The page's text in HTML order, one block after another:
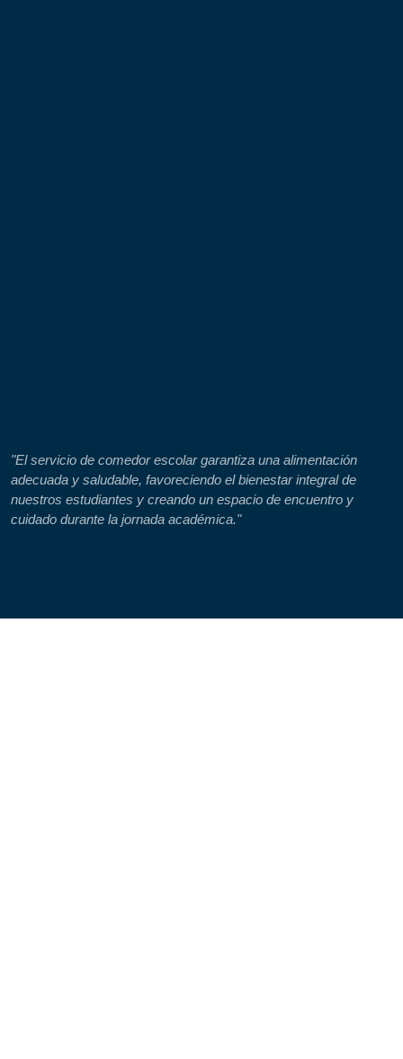
"El servicio de comedor escolar garantiza una alimentación
adecuada y saludable, favoreciendo el bienestar integral de
nuestros estudiantes y creando un espacio de encuentro y
cuidado durante la jornada académica."